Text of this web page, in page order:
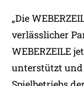
„Die
verlässlicher
WEBERZEILE
unterstützt und